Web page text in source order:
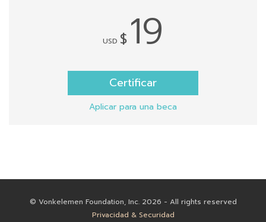
USD $ 19
Certificar
Aplicar para una beca
© Vonkelemen Foundation, Inc. 2026 - All rights reserved
Privacidad & Securidad